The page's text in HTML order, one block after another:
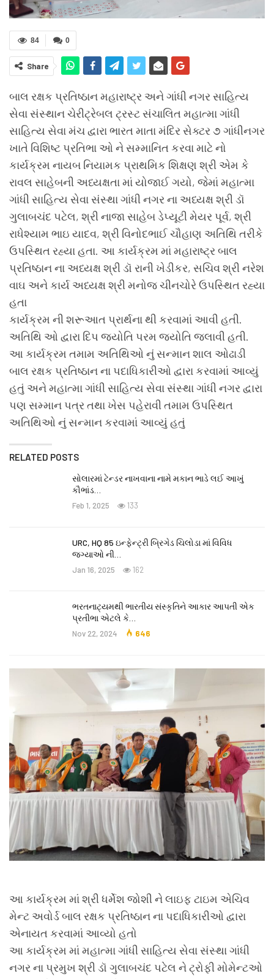
0
84
Share
બાલ રક્ષક પ્રતિષ્ઠાન મહારાષ્ટ્ર અને ગાંધી નગર સાહિત્ય
સેવા સંસ્થાન ચેરીટ્રેબલ ટ્રસ્ટ સંચાલિત મહાત્મા ગાંધી
સાહિત્ય સેવા મંચ દ્વારા ભારત માતા મંદિર સેક્ટર ૭ ગાંધીનગર
ખાતે વિશિષ્ટ પ્રતિભા ઓ ને સમ્માનિત કરવા માટે નો
કાર્યક્રમ નાયબ નિયામક પ્રાથમિક શિક્ષણ શ્રી એમ કે
રાવલ સાહેબની અધ્યક્ષતા માં યોજાઈ ગયો, જેમાં મહાત્મા
ગાંધી સાહિત્ય સેવા સંસ્થા ગાંધી નગર ના અધ્યક્ષ શ્રી ડૉ
ગુલાબચંદ પટેલ, શ્રી નાજા સાહેબ ડેપ્યૂટી મેયર પૂર્વ, શ્રી
રાધેશ્યામ ભાઇ યાદવ, શ્રી વિનોદભાઈ ચૌહાણ અતિથિ તરીકે
ઉપસ્થિત રહ્યા હતા. આ કાર્યક્રમ માં મહારાષ્ટ્ર બાલ
પ્રતિષ્ઠાન ના અધ્યક્ષ શ્રી ડૉ રાની ખેડીકર, સચિવ શ્રી નરેશ
વાઘ અને કાર્ય અધ્યક્ષ શ્રી મનોજ ચીનચોરે ઉપસ્થિત રહ્યા
હતા
કાર્યક્રમ ની શરૂઆત પ્રાર્થના થી કરવામાં આવી હતી.
અતિથિ ઓ દ્વારા દિપ જ્યોતિ પરમ જ્યોતિ જલાવી હતી.
આ કાર્યક્રમ તમામ અતિથિઓ નું સન્માન શાલ ઓઢાડી
બાલ રક્ષક પ્રતિષ્ઠાન ના પદાધિકારીઓ દ્વારા કરવામાં આવ્યું
હતું અને મહાત્મા ગાંધી સાહિત્ય સેવા સંસ્થા ગાંધી નગર દ્વારા
પણ સમ્માન પત્ર તથા ખેસ પહેરાવી તમામ ઉપસ્થિત
અતિથિઓ નું સન્માન કરવામાં આવ્યું હતું
RELATED POSTS
સોલારમાં ટેન્ડર નાખવાના નામે મકાન ભાડે લઈ આખું
કૌભાંડ…
Feb 1, 2025 133
URC, HQ 85 ઇન્ફેન્ટ્રી બ્રિગેડ ચિલોડા માં વિવિધ
જગ્યાઓ ની…
Jan 16, 2025 162
ભરતનાટ્યમથી ભારતીય સંસ્કૃતિને આકાર આપતી એક
પ્રતીભા એટલે કે‌…
Nov 22, 2024 646
આ કાર્યક્રમ માં શ્રી ધર્મેશ જોશી ને લાઇફ ટાઇમ એચિવ
મેન્ટ અવોર્ડ બાલ રક્ષક પ્રતિષ્ઠાન ના પદાધિકારીઓ દ્વારા
એનાયત કરવામાં આવ્યો હતો
આ કાર્યક્રમ માં મહાત્મા ગાંધી સાહિત્ય સેવા સંસ્થા ગાંધી
નગર ના પ્રમુખ શ્રી ડૉ ગુલાબચંદ પટેલ ને ટ્રોફી મોમેન્ટઓ